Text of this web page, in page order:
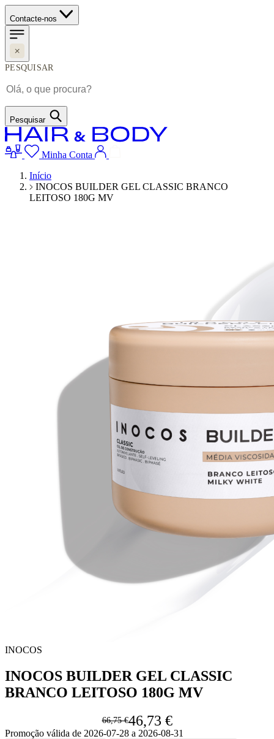
Contacte-nos
PESQUISAR
Pesquisar
Minha Conta
Início
INOCOS BUILDER GEL CLASSIC BRANCO
LEITOSO 180G MV
INOCOS
INOCOS BUILDER GEL CLASSIC
BRANCO LEITOSO 180G MV
66,75 €46,73 €
Promoção válida de 2026-07-28 a 2026-08-31